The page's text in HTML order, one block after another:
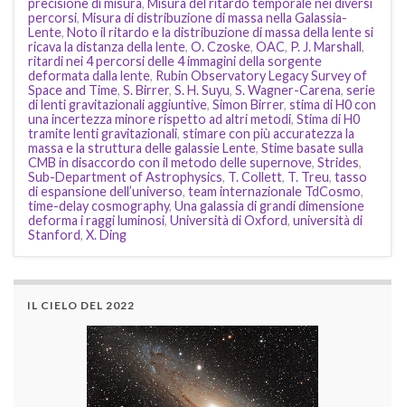
precisione di misura, Misura del ritardo temporale nei diversi
percorsi, Misura di distribuzione di massa nella Galassia-
Lente, Noto il ritardo e la distribuzione di massa della lente si
ricava la distanza della lente, O. Czoske, OAC, P. J. Marshall,
ritardi nei 4 percorsi delle 4 immagini della sorgente
deformata dalla lente, Rubin Observatory Legacy Survey of
Space and Time, S. Birrer, S. H. Suyu, S. Wagner-Carena, serie
di lenti gravitazionali aggiuntive, Simon Birrer, stima di H0 con
una incertezza minore rispetto ad altri metodi, Stima di H0
tramite lenti gravitazionali, stimare con più accuratezza la
massa e la struttura delle galassie Lente, Stime basate sulla
CMB in disaccordo con il metodo delle supernove, Strides,
Sub-Department of Astrophysics, T. Collett, T. Treu, tasso
di espansione dell’universo, team internazionale TdCosmo,
time-delay cosmography, Una galassia di grandi dimensione
deforma i raggi luminosi, Università di Oxford, università di
Stanford, X. Ding
IL CIELO DEL 2022